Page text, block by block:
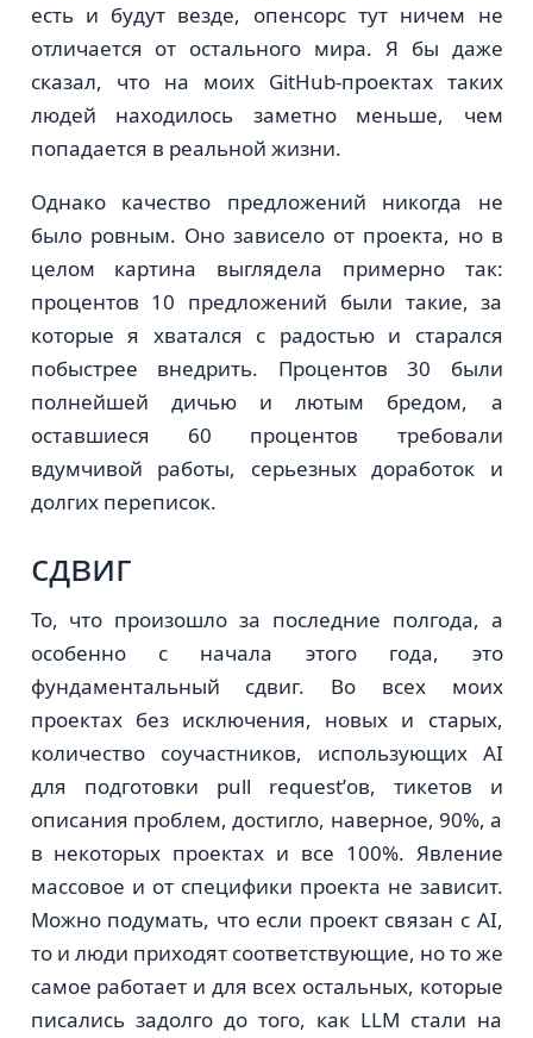
есть и будут везде, опенсорс тут ничем не
отличается от остального мира. Я бы даже
сказал, что на моих GitHub-проектах таких
людей находилось заметно меньше, чем
попадается в реальной жизни.
Однако качество предложений никогда не
было ровным. Оно зависело от проекта, но в
целом картина выглядела примерно так:
процентов 10 предложений были такие, за
которые я хватался с радостью и старался
побыстрее внедрить. Процентов 30 были
полнейшей дичью и лютым бредом, а
оставшиеся 60 процентов требовали
вдумчивой работы, серьезных доработок и
долгих переписок.
сдвиг
То, что произошло за последние полгода, а
особенно с начала этого года, это
фундаментальный сдвиг. Во всех моих
проектах без исключения, новых и старых,
количество соучастников, использующих AI
для подготовки pull request’ов, тикетов и
описания проблем, достигло, наверное, 90%, а
в некоторых проектах и все 100%. Явление
массовое и от специфики проекта не зависит.
Можно подумать, что если проект связан с AI,
то и люди приходят соответствующие, но то же
самое работает и для всех остальных, которые
писались задолго до того, как LLM стали на